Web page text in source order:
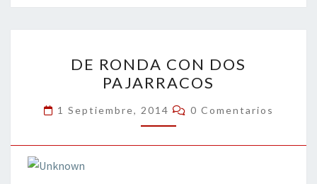
o
o
er dI
n
l
p
ar
tir
RONDA
CON
DOS
PAJARRACOS
DE RONDA CON DOS
PAJARRACOS
1 Septiembre, 2014 Comentarios
0 Comentarios